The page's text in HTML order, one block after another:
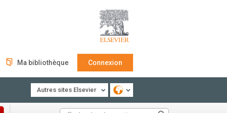
Ma bibliothèque Connexion
Autres sites Elsevier